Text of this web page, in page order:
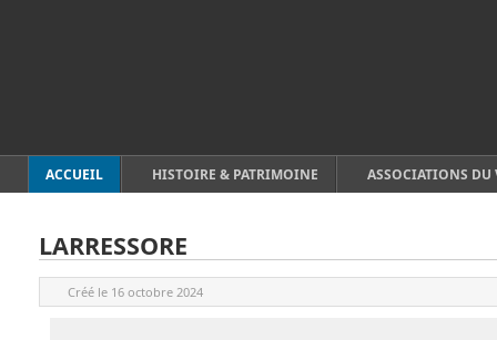
ACCUEIL HISTOIRE & PATRIMOINE ASSOCIATIONS DU
LARRESSORE
Créé le 16 octobre 2024